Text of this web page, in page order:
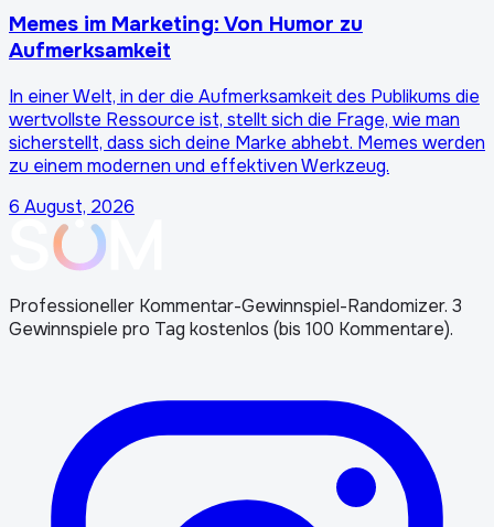
Memes im Marketing: Von Humor zu
Aufmerksamkeit
In einer Welt, in der die Aufmerksamkeit des Publikums die
wertvollste Ressource ist, stellt sich die Frage, wie man
sicherstellt, dass sich deine Marke abhebt. Memes werden
zu einem modernen und effektiven Werkzeug.
6 August, 2026
Professioneller Kommentar-Gewinnspiel-Randomizer. 3
Gewinnspiele pro Tag kostenlos (bis 100 Kommentare).